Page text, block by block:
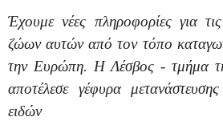
Έχουμε νέες πληροφορίες για
ζώων αυτών από τον τόπο
την Ευρώπη. Η Λέσβος - τμήμα
αποτέλεσε γέφυρα
ειδών